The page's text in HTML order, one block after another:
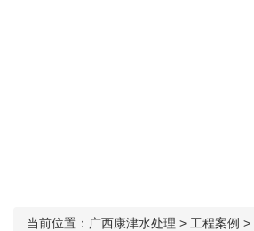
当前位置： 广西康津水处理 > 工程案例 >